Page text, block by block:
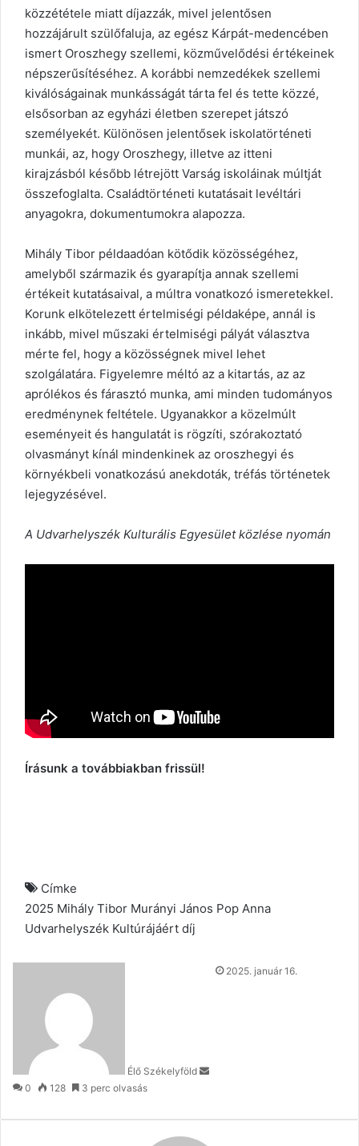
közzététele miatt díjazzák, mivel jelentősen
hozzájárult szülőfaluja, az egész Kárpát-medencében
ismert Oroszhegy szellemi, közművelődési értékeinek
népszerűsítéséhez. A korábbi nemzedékek szellemi
kiválóságainak munkásságát tárta fel és tette közzé,
elsősorban az egyházi életben szerepet játszó
személyekét. Különösen jelentősek iskolatörténeti
munkái, az, hogy Oroszhegy, illetve az itteni
kirajzásból később létrejött Varság iskoláinak múltját
összefoglalta. Családtörténeti kutatásait levéltári
anyagokra, dokumentumokra alapozza.
Mihály Tibor példaadóan kötődik közösségéhez,
amelyből származik és gyarapítja annak szellemi
értékeit kutatásaival, a múltra vonatkozó ismeretekkel.
Korunk elkötelezett értelmiségi példaképe, annál is
inkább, mivel műszaki értelmiségi pályát választva
mérte fel, hogy a közösségnek mivel lehet
szolgálatára. Figyelemre méltó az a kitartás, az az
aprólékos és fárasztó munka, ami minden tudományos
eredménynek feltétele. Ugyanakkor a közelmúlt
eseményeit és hangulatát is rögzíti, szórakoztató
olvasmányt kínál mindenkinek az oroszhegyi és
környékbeli vonatkozású anekdoták, tréfás történetek
lejegyzésével.
A Udvarhelyszék Kulturális Egyesület közlése nyomán
Írásunk a továbbiakban frissül!
Címke
2025 Mihály Tibor Murányi János Pop Anna
Udvarhelyszék Kultúrájáért díj
Élő Székelyföld
Send2025. január 16.
0 128 3 perc olvasás